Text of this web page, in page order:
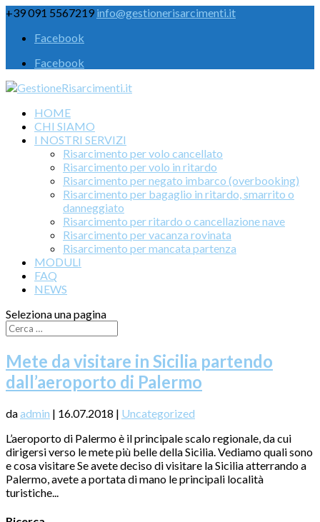
+39 091 5567219 info@gestionerisarcimenti.it
Facebook
Facebook
HOME
CHI SIAMO
I NOSTRI SERVIZI
Risarcimento per volo cancellato
Risarcimento per volo in ritardo
Risarcimento per negato imbarco (overbooking)
Risarcimento per bagaglio in ritardo, smarrito o
danneggiato
Risarcimento per ritardo o cancellazione nave
Risarcimento per vacanza rovinata
Risarcimento per mancata partenza
MODULI
FAQ
NEWS
Seleziona una pagina
Mete da visitare in Sicilia partendo
dall’aeroporto di Palermo
daadmin | 16.07.2018 | Uncategorized
L’aeroporto di Palermo è il principale scalo regionale, da cui
dirigersi verso le mete più belle della Sicilia. Vediamo quali sono
e cosa visitare Se avete deciso di visitare la Sicilia atterrando a
Palermo, avete a portata di mano le principali località
turistiche...